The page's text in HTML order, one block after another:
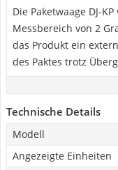
Die Paketwaage DJ-
Messbereich von 2
das Produkt ein
des Paktes trotz
Technische Details
Modell
Angezeigte Einheiten